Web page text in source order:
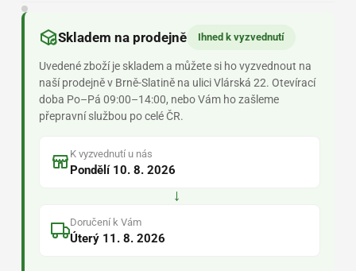
Skladem na prodejně Ihned k vyzvednutí
Uvedené zboží je skladem a můžete si ho vyzvednout na
naší prodejně v Brně-Slatině na ulici Vlárská 22. Otevírací
doba Po–Pá 09:00–14:00, nebo Vám ho zašleme
přepravní službou po celé ČR.
K vyzvednutí u nás
Pondělí 10. 8. 2026
→
Doručení k Vám
Úterý 11. 8. 2026